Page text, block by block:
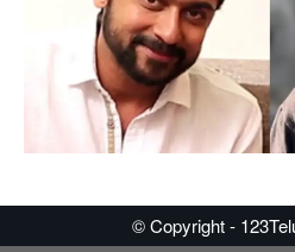
© Copyright -